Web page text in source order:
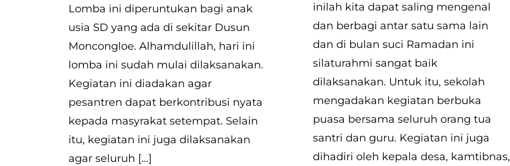
Lomba ini diperuntukan bagi anak
usia SD yang ada di sekitar Dusun
Moncongloe. Alhamdulillah, hari ini
lomba ini sudah mulai dilaksanakan.
Kegiatan ini diadakan agar
pesantren dapat berkontribusi nyata
kepada masyrakat setempat. Selain
itu, kegiatan ini juga dilaksanakan
agar seluruh […]
inilah kita dapat saling mengenal
dan berbagi antar satu sama lain
dan di bulan suci Ramadan ini
silaturahmi sangat baik
dilaksanakan. Untuk itu, sekolah
mengadakan kegiatan berbuka
puasa bersama seluruh orang tua
santri dan guru. Kegiatan ini juga
dihadiri oleh kepala desa, kamtibnas,